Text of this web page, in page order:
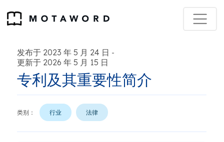
发布于 2023 年 5 月 24 日 -
更新于 2026 年 5 月 15 日
专利及其重要性简介
类别： 行业 法律